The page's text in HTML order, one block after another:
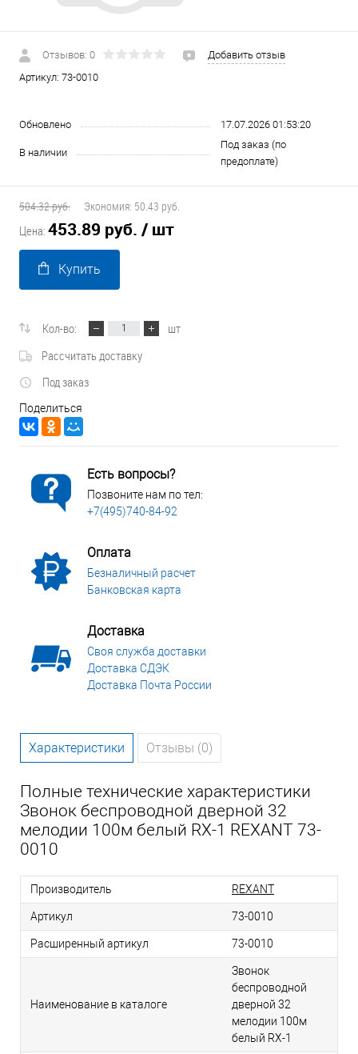
Отзывов: 0
Добавить отзыв
Артикул: 73-0010
Обновлено 17.07.2026 01:53:20
В наличии
Под заказ (по
предоплате)
504.32 руб. Экономия: 50.43 руб.
Цена: 453.89 руб. / шт
Купить
Кол-во:
шт
Рассчитать доставку
Под заказ
Поделиться
Есть вопросы?
Позвоните нам по тел:
+7(495)740-84-92
Оплата
Безналичный расчет
Банковская карта
Доставка
Своя служба доставки
Доставка СДЭК
Доставка Почта России
Характеристики Отзывы (0)
Полные технические характеристики
Звонок беспроводной дверной 32
мелодии 100м белый RX-1 REXANT 73-
0010
Производитель REXANT
Артикул 73-0010
Расширенный артикул 73-0010
Наименование в каталоге
Звонок
беспроводной
дверной 32
мелодии 100м
белый RX-1